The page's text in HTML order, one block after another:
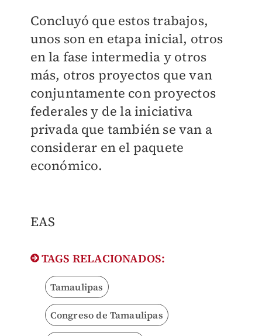
Concluyó que estos trabajos,
unos son en etapa inicial, otros
en la fase intermedia y otros
más, otros proyectos que van
conjuntamente con proyectos
federales y de la iniciativa
privada que también se van a
considerar en el paquete
económico.
EAS
TAGS RELACIONADOS:
Tamaulipas
Congreso de Tamaulipas